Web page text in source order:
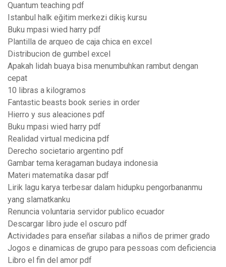
Quantum teaching pdf
Istanbul halk eğitim merkezi dikiş kursu
Buku mpasi wied harry pdf
Plantilla de arqueo de caja chica en excel
Distribucion de gumbel excel
Apakah lidah buaya bisa menumbuhkan rambut dengan
cepat
10 libras a kilogramos
Fantastic beasts book series in order
Hierro y sus aleaciones pdf
Buku mpasi wied harry pdf
Realidad virtual medicina pdf
Derecho societario argentino pdf
Gambar tema keragaman budaya indonesia
Materi matematika dasar pdf
Lirik lagu karya terbesar dalam hidupku pengorbananmu
yang slamatkanku
Renuncia voluntaria servidor publico ecuador
Descargar libro jude el oscuro pdf
Actividades para enseñar silabas a niños de primer grado
Jogos e dinamicas de grupo para pessoas com deficiencia
Libro el fin del amor pdf